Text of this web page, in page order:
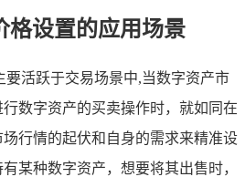
格设置的应用场景
要活跃于交易场景中,当数字资产市
数字资产的买卖操作时，就如同在
行情的起伏和自身的需求来精准设
某种数字资产，想要将其出售时，